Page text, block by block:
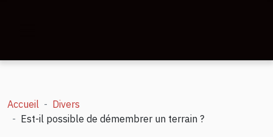
Accueil
Divers
Est-il possible de démembrer un terrain ?